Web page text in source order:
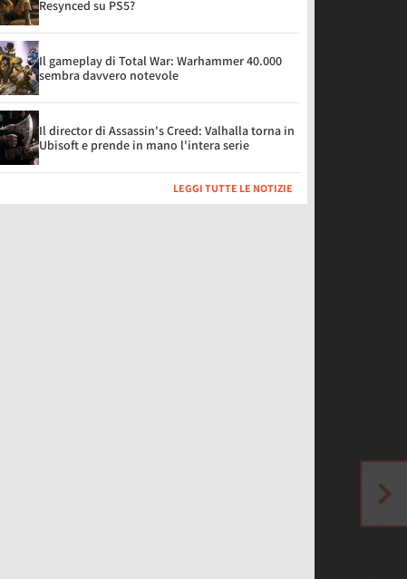
Resynced su PS5?
Il gameplay di Total War: Warhammer 40.000
sembra davvero notevole
Il director di Assassin's Creed: Valhalla torna in
Ubisoft e prende in mano l'intera serie
LEGGI TUTTE LE NOTIZIE